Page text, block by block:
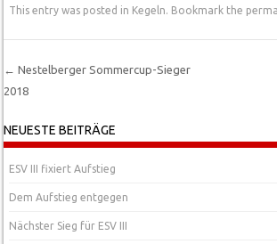
This entry was posted in Kegeln. Bookmark the
Post navigation
← Nestelberger Sommercup-Sieger
2018
NEUESTE BEITRÄGE
ESV III fixiert Aufstieg
Dem Aufstieg entgegen
Nächster Sieg für ESV III